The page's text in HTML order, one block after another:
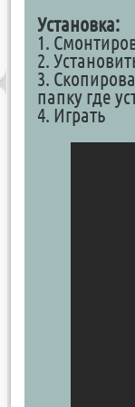
Установка:
1.
2.
3.
папку где
4. Играть